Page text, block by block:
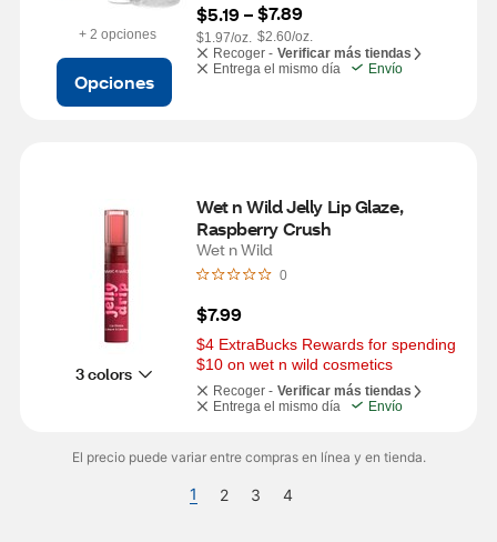
+ 2 opciones
Opciones
$5.19 –
$1.97/oz.
$7.89
$2.60/oz.
Recoger - Verificar más tiendas
Entrega el mismo día
Envío
3 colors
Wet n Wild Jelly Lip Glaze,
Raspberry Crush
Wet n Wild
0
$7.99
$4 ExtraBucks Rewards for spending
$10 on wet n wild cosmetics
Recoger - Verificar más tiendas
Entrega el mismo día
Envío
El precio puede variar entre compras en línea y en tienda.
1 2 3 4